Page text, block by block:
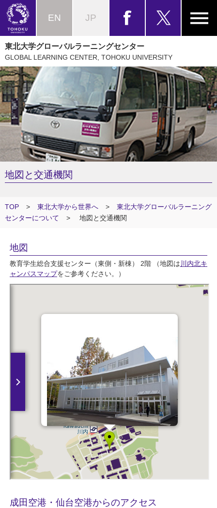
EN JP
東北大学グローバルラーニングセンター
GLOBAL LEARNING CENTER, TOHOKU UNIVERSITY
地図と交通機関
TOP > 東北大学から世界へ >
東北大学グローバルラーニング
センターについて
> 地図と交通機関
地図
教育学生総合支援センター（東側・新棟） 2階 （地図は 川内北キ
ャンパスマップをご参考ください。）
成田空港・仙台空港からのアクセス